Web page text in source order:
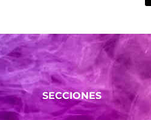
SECCIONES